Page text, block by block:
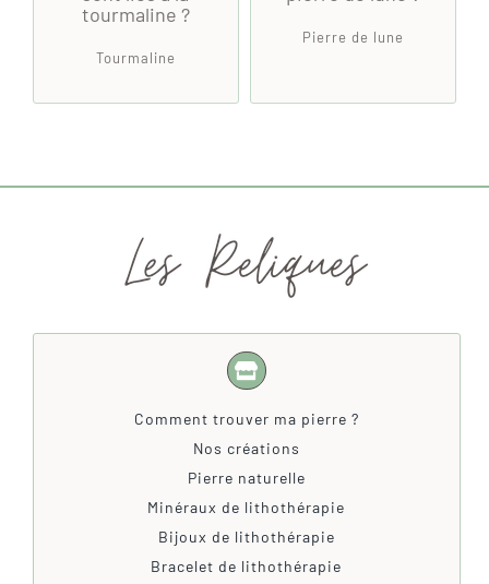
tourmaline ?
Tourmaline
Pierre de lune
Comment trouver ma pierre ?
Nos créations
Pierre naturelle
Minéraux de lithothérapie
Bijoux de lithothérapie
Bracelet de lithothérapie